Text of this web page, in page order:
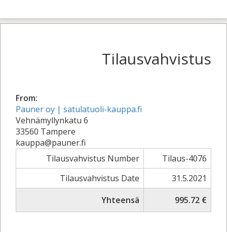
Tilausvahvistus
From:
Pauner oy | satulatuoli-kauppa.fi
Vehnämyllynkatu 6
33560 Tampere
kauppa@pauner.fi
Tilausvahvistus Number
Tilaus-4076
Tilausvahvistus Date
31.5.2021
Yhteensä
995.72 €